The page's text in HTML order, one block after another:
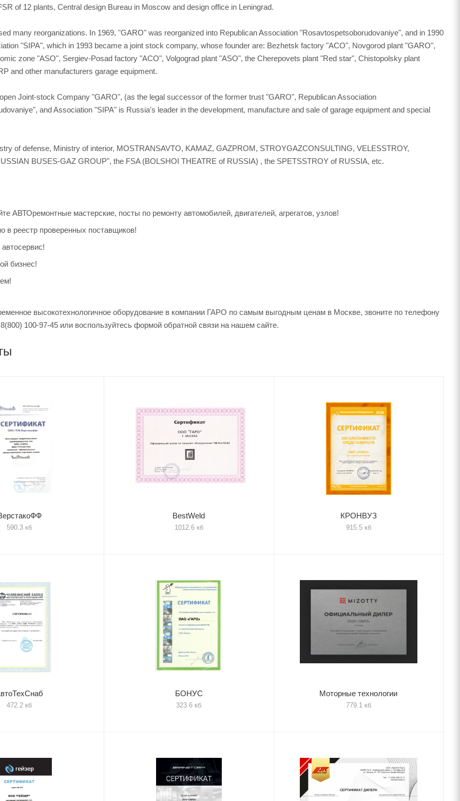
of 12 plants, Central design Bureau in Moscow and design office in Leningrad.
many reorganizations. In 1969, "GARO" was reorganized into Republican Association "Rosavtospetsoborudovaniye", and in 1990
"SIPA", which in 1993 became a joint stock company, whose founder are: Bezhetsk factory "ACO", Novgorod plant "GARO",
zone "ASO", Sergiev-Posad factory "ACO", Volgograd plant "ASO", the Cherepovets plant "Red star", Chistopolsky plant
and other manufacturers garage equipment.
Joint-stock Company "GARO", (as the legal successor of the former trust "GARO", Republican Association
and Association "SIPA" is Russia's leader in the development, manufacture and sale of garage equipment and special
of defense, Ministry of interior, MOSTRANSAVTO, KAMAZ, GAZPROM, STROYGAZCONSULTING, VELESSTROY,
BUSES-GAZ GROUP", the FSA (BOLSHOI THEATRE of RUSSIA) , the SPETSSTROY of RUSSIA, etc.
АВТОремонтные мастерские, посты по ремонту автомобилей, двигателей, агрегатов, узлов!
реестр проверенных поставщиков!
бизнес!
высокотехнологичное оборудование в компании ГАРО по самым выгодным ценам в Москве, звоните по телефону
100-97-45 или воспользуйтесь формой обратной связи на нашем сайте.
590.3 кб
BestWeld
1012.6 кб
КРОНВУЗ
915.5 кб
472.2 кб
БОНУС
323.6 кб
Моторные технологии
779.1 кб